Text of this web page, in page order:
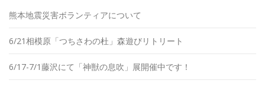
熊本地震災害ボランティアについて
6/21相模原「つちさわの杜」森遊びリトリート
6/17-7/1藤沢にて「神獣の息吹」展開催中です！